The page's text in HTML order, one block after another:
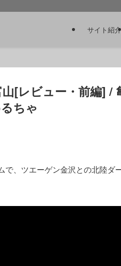
サイト紹介
山[レビュー・前編] /
ちゃ
で、ツエーゲン金沢との北陸ダ